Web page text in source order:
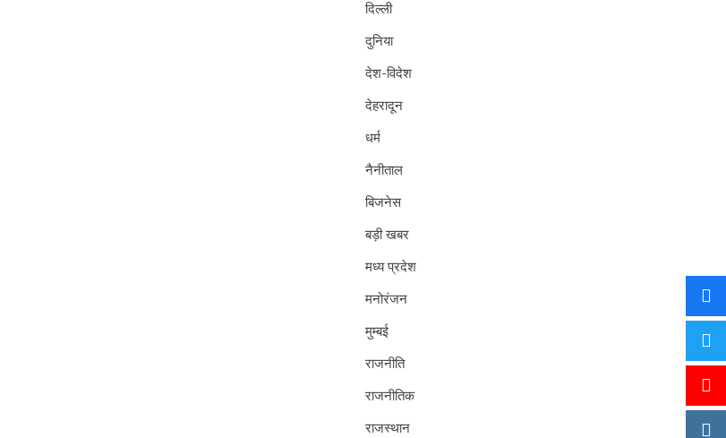
दिल्ली
दुनिया
देश-विदेश
देहरादून
धर्म
नैनीताल
बिजनेस
बड़ी खबर
मध्य प्रदेश
मनोरंजन
मुम्बई
राजनीति
राजनीतिक
राजस्थान